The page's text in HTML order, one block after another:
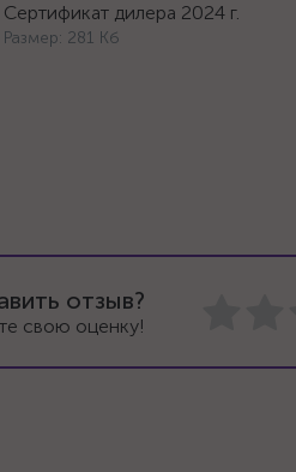
Сертификат дилера 2024 г.
Размер: 281 Кб
отзыв?
свою оценку!